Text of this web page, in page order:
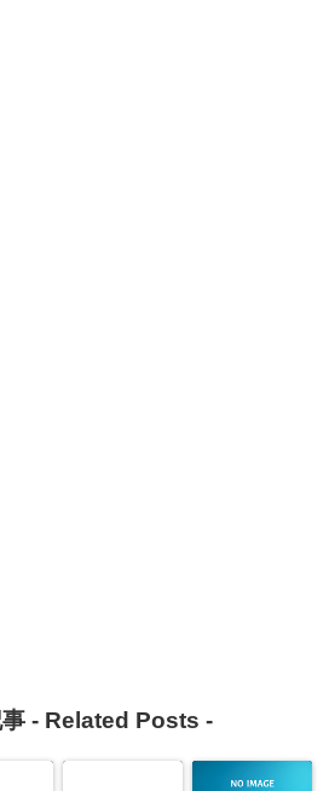
- Related Posts -